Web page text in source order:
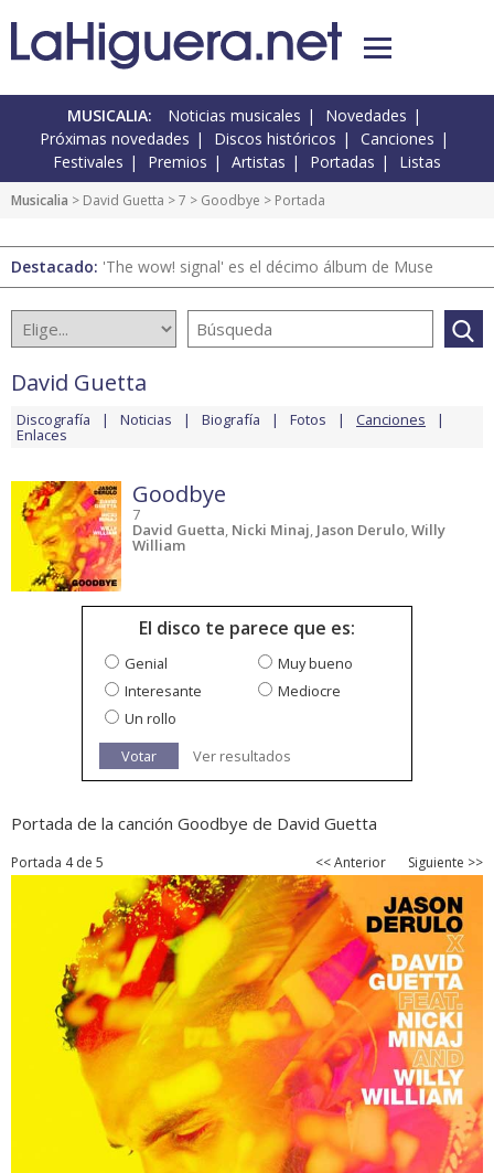
MUSICALIA: Noticias musicales
Novedades
Próximas novedades
Discos históricos
Canciones
Festivales
Premios Artistas Portadas Listas
Musicalia > David Guetta >7 > Goodbye > Portada
Destacado: 'The wow! signal' es el décimo álbum de Muse
David Guetta
Discografía Noticias Biografía Fotos Canciones
Enlaces
Goodbye
7
David Guetta, Nicki Minaj, Jason Derulo,Willy
William
El disco te parece que es:
Genial
Muy bueno
Interesante
Mediocre
Un rollo
Votar
Ver resultados
Portada de la canción Goodbye de David Guetta
Portada 4 de 5 << Anterior Siguiente >>